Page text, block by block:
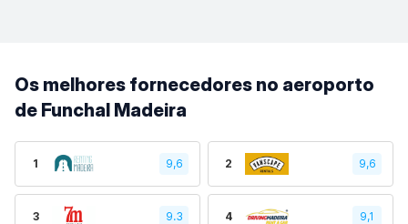
Os melhores fornecedores no aeroporto
de Funchal Madeira
1 9,6 2 9,6
3 9.3 4 9,1